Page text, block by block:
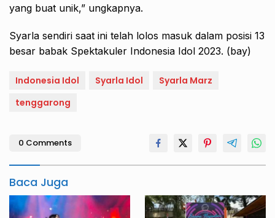
yang buat unik,” ungkapnya.
Syarla sendiri saat ini telah lolos masuk dalam posisi 13
besar babak Spektakuler Indonesia Idol 2023. (bay)
Indonesia Idol Syarla Idol
Syarla Marz
tenggarong
0 Comments
Baca Juga